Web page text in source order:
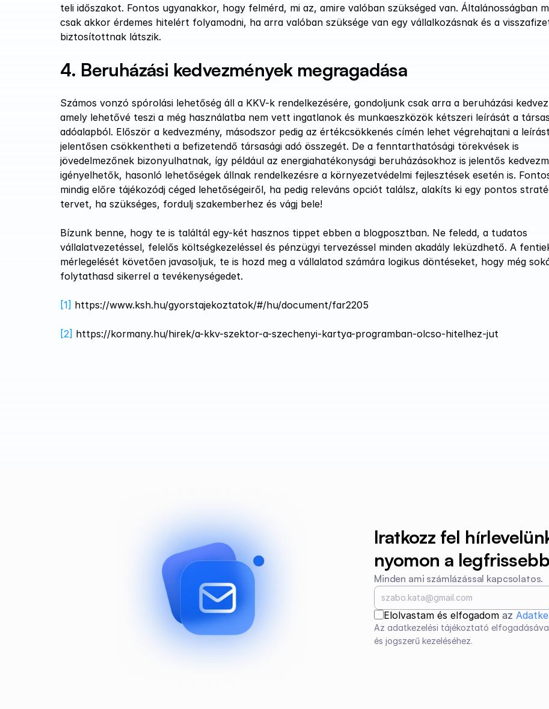
teli időszakot. Fontos ugyanakkor, hogy felmérd, mi az, amire valóban szükséged van. Általánosságban
csak akkor érdemes hitelért folyamodni, ha arra valóban szüksége van egy vállalkozásnak és a
biztosítottnak látszik.
4. Beruházási kedvezmények megragadása
Számos vonzó spórolási lehetőség áll a KKV-k rendelkezésére, gondoljunk csak arra a beruházási
amely lehetővé teszi a még használatba nem vett ingatlanok és munkaeszközök kétszeri leírását a
adóalapból. Először a kedvezmény, másodszor pedig az értékcsökkenés címén lehet végrehajtani a
jelentősen csökkentheti a befizetendő társasági adó összegét. De a fenntarthatósági törekvések is
jövedelmezőnek bizonyulhatnak, így például az energiahatékonysági beruházásokhoz is jelentős
igényelhetők, hasonló lehetőségek állnak rendelkezésre a környezetvédelmi fejlesztések esetén is.
mindig előre tájékozódj céged lehetőségeiről, ha pedig releváns opciót találsz, alakíts ki egy pontos
tervet, ha szükséges, fordulj szakemberhez és vágj bele!
Bízunk benne, hogy te is találtál egy-két hasznos tippet ebben a blogposztban. Ne feledd, a tudatos
vállalatvezetéssel, felelős költségkezeléssel és pénzügyi tervezéssel minden akadály leküzdhető. A
mérlegelését követően javasoljuk, te is hozd meg a vállalatod számára logikus döntéseket, hogy még
folytathasd sikerrel a tevékenységedet.
[1] https://www.ksh.hu/gyorstajekoztatok/#/hu/document/far2205
[2] https://kormany.hu/hirek/a-kkv-szektor-a-szechenyi-kartya-programban-olcso-hitelhez-jut
Iratkozz fel
nyomon a
Minden ami számlázással kapcsolatos.
Elolvastam és elfogadom az
Az adatkezelési tájékoztató
és jogszerű kezeléséhez.